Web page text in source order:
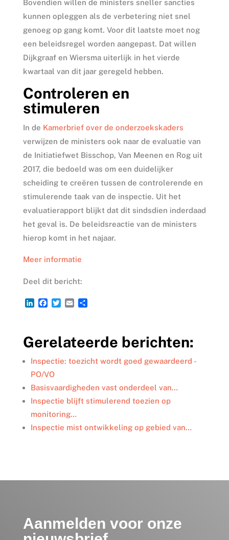
Bovendien willen de ministers sneller sancties
kunnen opleggen als de verbetering niet snel
genoeg op gang komt. Voor dit laatste moet nog
een beleidsregel worden aangepast. Dat willen
Dijkgraaf en Wiersma uiterlijk in het vierde
kwartaal van dit jaar geregeld hebben.
Controleren en
stimuleren
In de Kamerbrief over de onderzoekskaders
verwijzen de ministers ook naar de evaluatie van
de Initiatiefwet Bisschop, Van Meenen en Rog uit
2017, die bedoeld was om een duidelijker
scheiding te creëren tussen de controlerende en
stimulerende taak van de inspectie. Uit het
evaluatierapport blijkt dat dit sindsdien inderdaad
het geval is. De beleidsreactie van de ministers
hierop komt in het najaar.
Meer informatie
Deel dit bericht:
L
e
d
I
n
F
b
o
o
k
T
t
e
r
E
l
D
n
Gerelateerde berichten:
Inspectie: toezicht wordt goed gewaardeerd -
PO/VO
Basisvaardigheden vast onderdeel van…
Inspectie blijft stimulerend toezien op
monitoring…
Inspectie mist ontwikkeling op gebied van…
Aanmelden voor onze